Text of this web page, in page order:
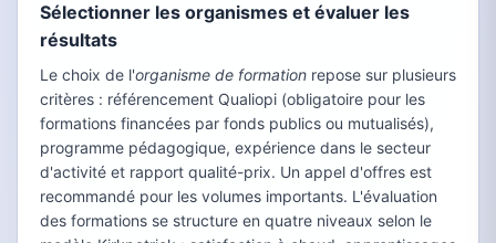
Sélectionner les organismes et évaluer les
résultats
Le choix de l'organisme de formation repose sur plusieurs
critères : référencement Qualiopi (obligatoire pour les
formations financées par fonds publics ou mutualisés),
programme pédagogique, expérience dans le secteur
d'activité et rapport qualité-prix. Un appel d'offres est
recommandé pour les volumes importants. L'évaluation
des formations se structure en quatre niveaux selon le